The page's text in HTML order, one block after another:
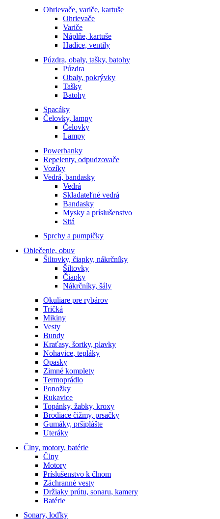
Ohrievače, variče, kartuše
Ohrievače
Variče
Náplňe, kartuše
Hadice, ventily
Púzdra, obaly, tašky, batohy
Púzdra
Obaly, pokrývky
Tašky
Batohy
Spacáky
Čelovky, lampy
Čelovky
Lampy
Powerbanky
Repelenty, odpudzovače
Vozíky
Vedrá, bandasky
Vedrá
Skladateľné vedrá
Bandasky
Mysky a príslušenstvo
Sitá
Sprchy a pumpičky
Oblečenie, obuv
Šiltovky, čiapky, nákrčníky
Šiltovky
Čiapky
Nákrčníky, šály
Okuliare pre rybárov
Tričká
Mikiny
Vesty
Bundy
Kraťasy, šortky, plavky
Nohavice, tepláky
Opasky
Zimné komplety
Termoprádlo
Ponožky
Rukavice
Topánky, žabky, kroxy
Brodiace čižmy, prsačky
Gumáky, pršiplášte
Uteráky
Člny, motory, batérie
Člny
Motory
Príslušenstvo k člnom
Záchranné vesty
Držiaky prútu, sonaru, kamery
Batérie
Sonary, loďky